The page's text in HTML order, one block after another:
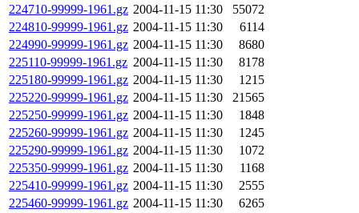
224710-99999-1961.gz 2004-11-15 11:30
55072
224810-99999-1961.gz 2004-11-15 11:30
6114
224990-99999-1961.gz 2004-11-15 11:30
8680
225110-99999-1961.gz 2004-11-15 11:30
8178
225180-99999-1961.gz 2004-11-15 11:30
1215
225220-99999-1961.gz 2004-11-15 11:30
21565
225250-99999-1961.gz 2004-11-15 11:30
1848
225260-99999-1961.gz 2004-11-15 11:30
1245
225290-99999-1961.gz 2004-11-15 11:30
1072
225350-99999-1961.gz 2004-11-15 11:30
1168
225410-99999-1961.gz 2004-11-15 11:30
2555
225460-99999-1961.gz 2004-11-15 11:30
6265